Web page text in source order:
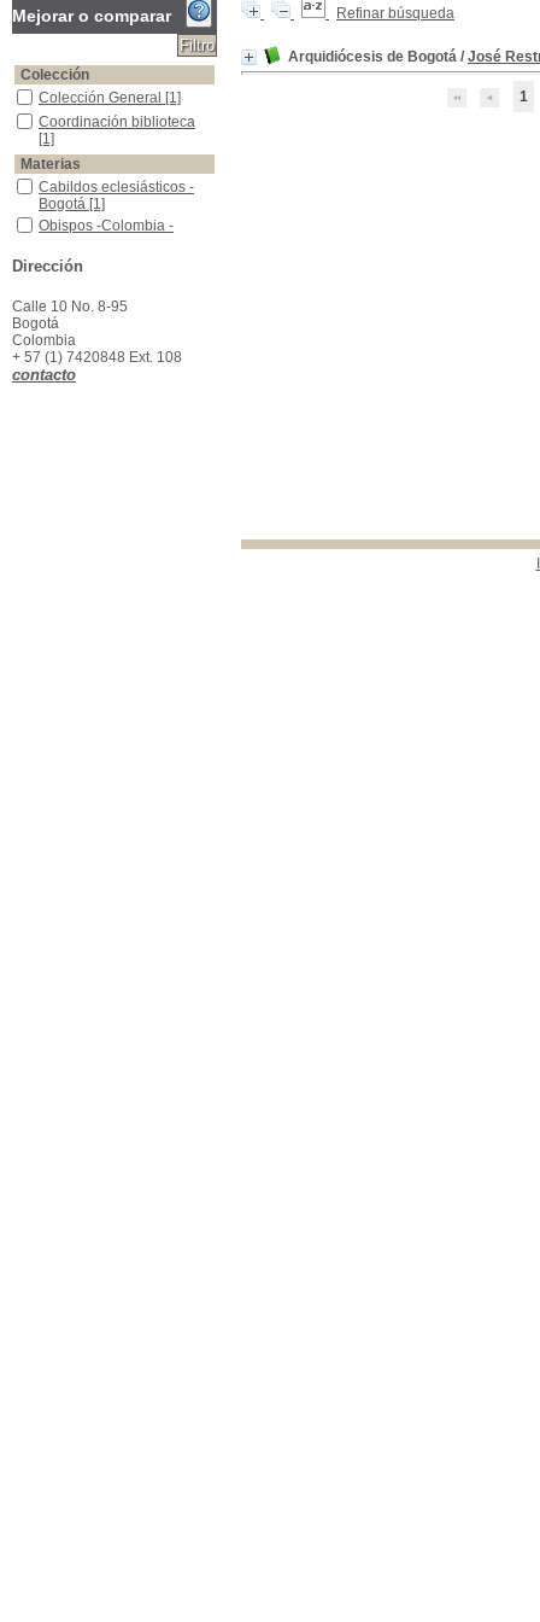
Refinar búsqueda
Arquidiócesis de Bogotá / José
1
Mejorar o comparar
Colección
Colección General
Colección General [1]
Coordinación biblioteca
Coordinación biblioteca
[1]
Materias
Cabildos eclesiásticos -Bogotá
Cabildos eclesiásticos -
Bogotá [1]
Obispos -Colombia -Biografía
Obispos -Colombia -
Dirección
Calle 10 No. 8-95
Bogotá
Colombia
+ 57 (1) 7420848 Ext. 108
contacto